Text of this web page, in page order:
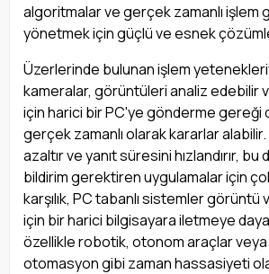
algoritmalar ve gerçek zamanlı işlem
yönetmek için güçlü ve esnek
Üzerlerinde bulunan işlem
kameralar, görüntüleri analiz edebilir
için harici bir PC'ye gönderme gereği
gerçek zamanlı olarak kararlar
azaltır ve yanıt süresini hızlandırır, bu
bildirim gerektiren uygulamalar için
karşılık, PC tabanlı sistemler görüntü
için bir harici bilgisayara iletmeye
özellikle robotik, otonom araçlar
otomasyon gibi zaman hassasiyeti